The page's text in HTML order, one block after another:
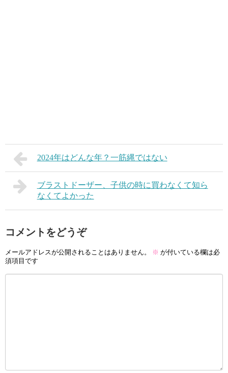
2024年はどんな年？一筋縄ではない
ブラストドーザー、子供の時に買わなくて知ら
なくてよかった
コメントをどうぞ
メールアドレスが公開されることはありません。 ※ が付いている欄は必
須項目です